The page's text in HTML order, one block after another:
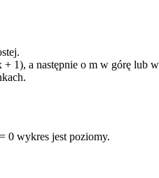
1), a następnie o m w górę lub
0 wykres jest poziomy.